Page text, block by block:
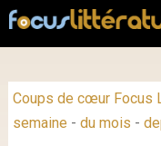
Coups de cœur Focus
semaine - du mois -